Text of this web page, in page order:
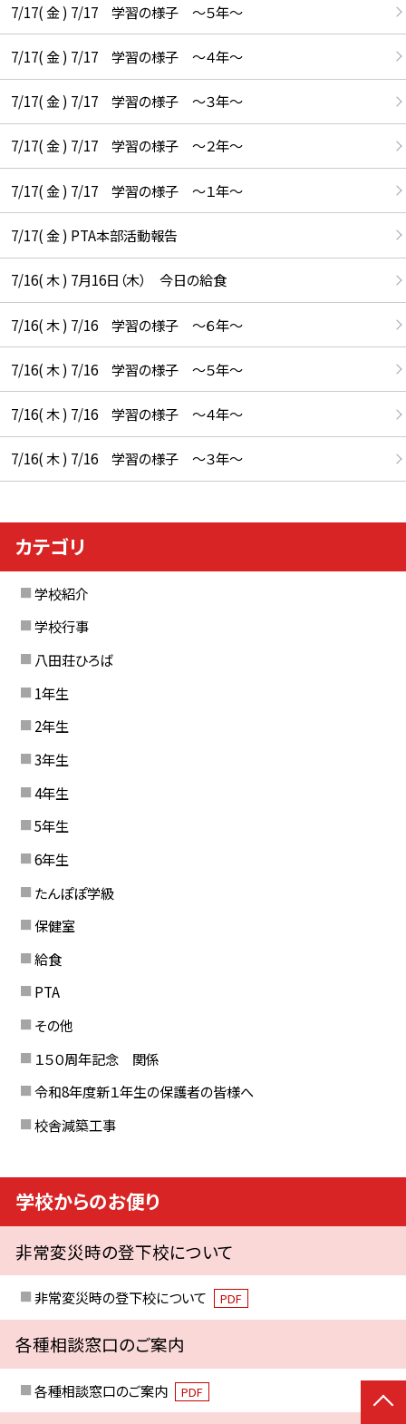
7/17( 金 ) 7/17 学習の様子 ～５年～
7/17( 金 ) 7/17 学習の様子 ～４年～
7/17( 金 ) 7/17 学習の様子 ～３年～
7/17( 金 ) 7/17 学習の様子 ～２年～
7/17( 金 ) 7/17 学習の様子 ～１年～
7/17( 金 ) PTA本部活動報告
7/16( 木 ) 7月16日（木） 今日の給食
7/16( 木 ) 7/16 学習の様子 ～６年～
7/16( 木 ) 7/16 学習の様子 ～５年～
7/16( 木 ) 7/16 学習の様子 ～４年～
7/16( 木 ) 7/16 学習の様子 ～３年～
カテゴリ
学校紹介
学校行事
八田荘ひろば
1年生
2年生
3年生
4年生
5年生
6年生
たんぽぽ学級
保健室
給食
PTA
その他
１５０周年記念 関係
令和8年度新１年生の保護者の皆様へ
校舎減築工事
学校からのお便り
非常変災時の登下校について
非常変災時の登下校について PDF
各種相談窓口のご案内
各種相談窓口のご案内 PDF